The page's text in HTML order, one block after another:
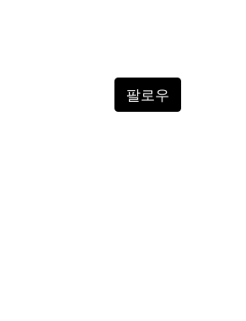
팔로우